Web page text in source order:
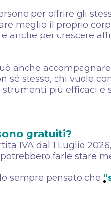
per offrire gli
meglio il proprio
anche per crescere
anche
sé stesso, chi vuole
più efficaci e
gratuiti?
IVA dal 1 Luglio
farle stare
sempre pensato che